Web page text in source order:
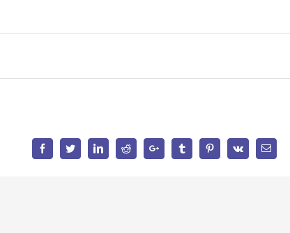
FacebookTwitterLinkedInReddit Google+ Tumblr PinterestVk Email